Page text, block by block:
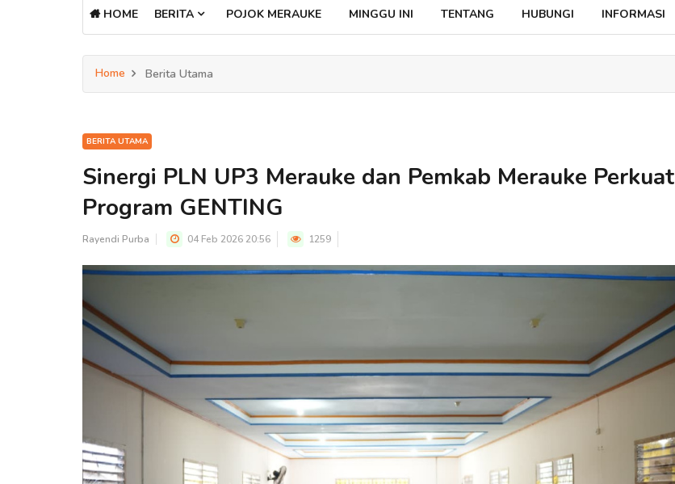
HOME BERITA POJOK MERAUKE MINGGU INI TENTANG HUBUNGI INFORMASI
Home Berita Utama
BERITA UTAMA
Sinergi PLN UP3 Merauke dan Pemkab Merauke Perkuat
Program GENTING
Rayendi Purba 04 Feb 2026 20:56 1259